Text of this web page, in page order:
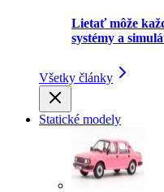
Lietať môže
systémy a
Všetky články
Statické modely